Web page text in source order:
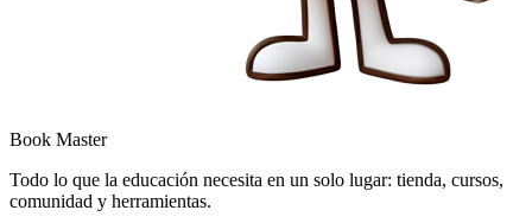
Book Master
Todo lo que la educación necesita en un solo lugar: tienda, cursos,
comunidad y herramientas.